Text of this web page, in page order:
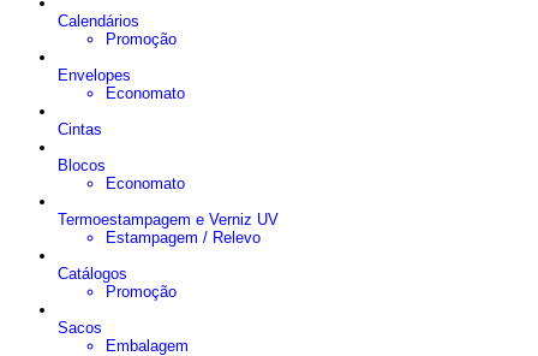
Calendários
Promoção
Envelopes
Economato
Cintas
Blocos
Economato
Termoestampagem e Verniz UV
Estampagem / Relevo
Catálogos
Promoção
Sacos
Embalagem